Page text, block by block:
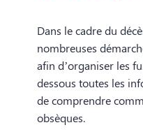
Dans le cadre du
nombreuses
afin d’organiser les
dessous toutes les
de comprendre
obsèques.